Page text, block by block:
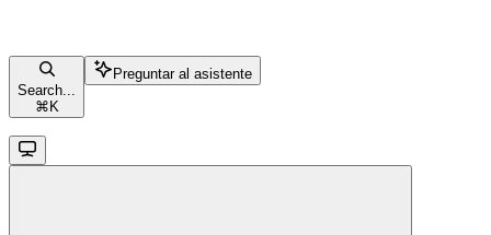
Search...
⌘ K
Preguntar al asistente